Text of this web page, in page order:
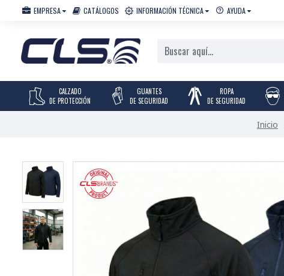
EMPRESA CATÁLOGOS INFORMACIÓN TÉCNICA AYUDA
CALZADO
DE PROTECCIÓN
GUANTES
DE SEGURIDAD
ROPA
DE SEGURIDAD
Inicio